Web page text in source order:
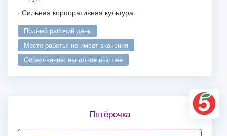
· Сильная корпоративная культура.
полный рабочий день
место работы: не имеет значения
образование: неполное высшее
Пятёрочка